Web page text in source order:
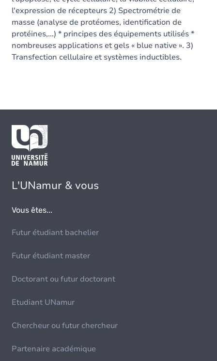
l'expression de récepteurs 2) Spectrométrie de
masse (analyse de protéomes, identification de
protéines,...) * principes des équipements utilisés *
nombreuses applications et gels « blue native ». 3)
Transfection cellulaire et systèmes inductibles.
L'UNamur & vous
Vous êtes...
Futur étudiant bachelier
Futur étudiant master
Doctorant ou futur doctorant
Etudiant UNamur
Chercheur ou futur chercheur
Partenaire académique